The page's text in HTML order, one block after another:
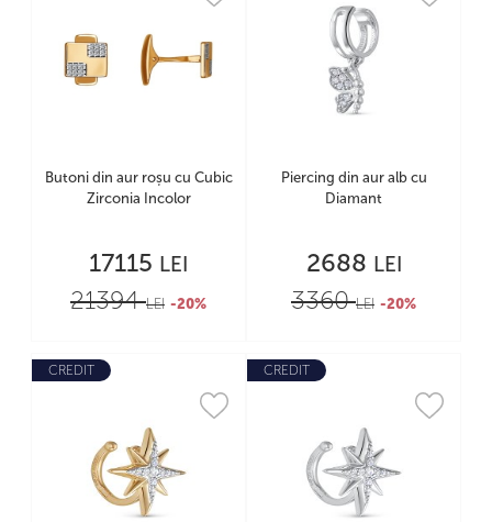
Butoni din aur roșu cu Cubic
Zirconia Incolor
17115 LEI
21394LEI -20%
Piercing din aur alb cu
Diamant
2688 LEI
3360LEI -20%
CREDIT CREDIT